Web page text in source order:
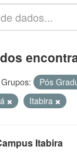
Grupos: Pós
Itabira
Itabira